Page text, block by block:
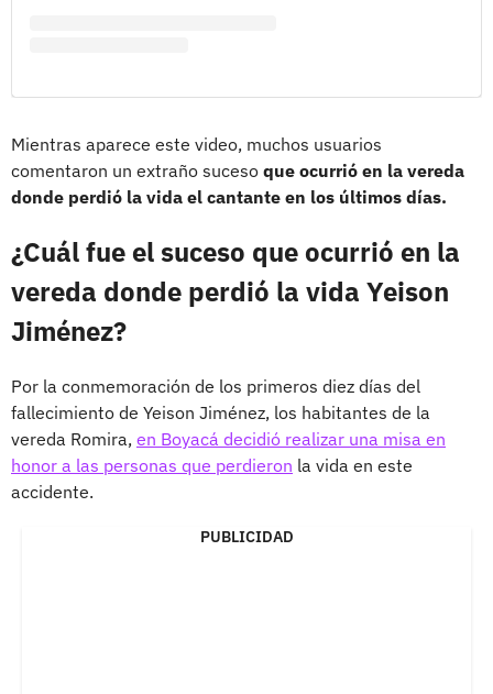
Mientras aparece este video, muchos usuarios
comentaron un extraño suceso que ocurrió en la vereda
donde perdió la vida el cantante en los últimos días.
¿Cuál fue el suceso que ocurrió en la
vereda donde perdió la vida Yeison
Jiménez?
Por la conmemoración de los primeros diez días del
fallecimiento de Yeison Jiménez, los habitantes de la
vereda Romira, en Boyacá decidió realizar una misa en
honor a las personas que perdieron la vida en este
accidente.
PUBLICIDAD